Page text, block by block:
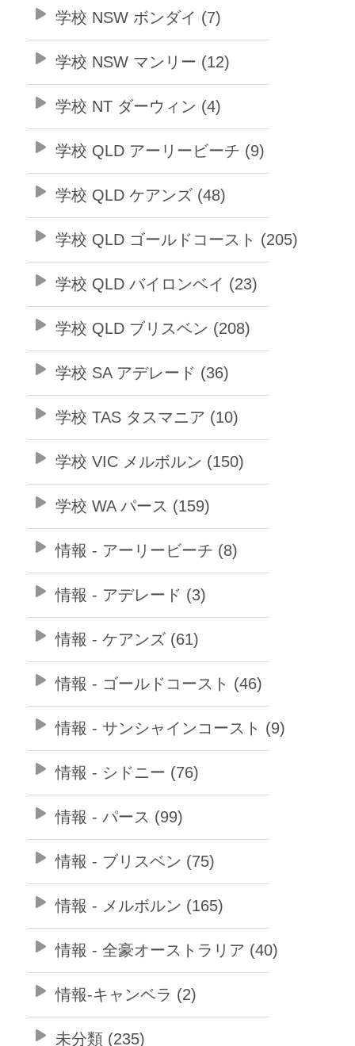
学校 NSW ボンダイ (7)
学校 NSW マンリー (12)
学校 NT ダーウィン (4)
学校 QLD アーリービーチ (9)
学校 QLD ケアンズ (48)
学校 QLD ゴールドコースト (205)
学校 QLD バイロンベイ (23)
学校 QLD ブリスベン (208)
学校 SA アデレード (36)
学校 TAS タスマニア (10)
学校 VIC メルボルン (150)
学校 WA パース (159)
情報 - アーリービーチ (8)
情報 - アデレード (3)
情報 - ケアンズ (61)
情報 - ゴールドコースト (46)
情報 - サンシャインコースト (9)
情報 - シドニー (76)
情報 - パース (99)
情報 - ブリスベン (75)
情報 - メルボルン (165)
情報 - 全豪オーストラリア (40)
情報-キャンベラ (2)
未分類 (235)